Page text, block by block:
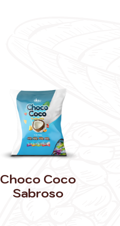
Choco Coco
Sabroso